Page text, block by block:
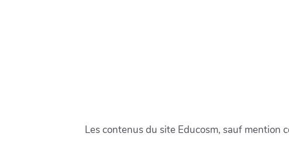
Les contenus du site Educosm, sauf mention